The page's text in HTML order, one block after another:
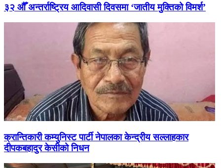
३२ औँ अन्तर्राष्ट्रिय आदिवासी दिवसमा ‘जातीय मुक्तिको विमर्श’
क्रान्तिकारी कम्युनिस्ट पार्टी नेपालका केन्द्रीय सल्लाहकार
दीपकबहादुर केसीको निधन